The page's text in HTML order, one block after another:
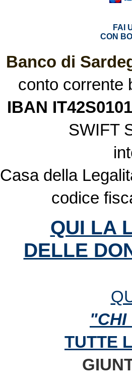
FAI
CON
Banco di
conto corrente
IBAN
SWIFT
Casa della
codice
QUI LA
DELLE
"CHI
TUTTE